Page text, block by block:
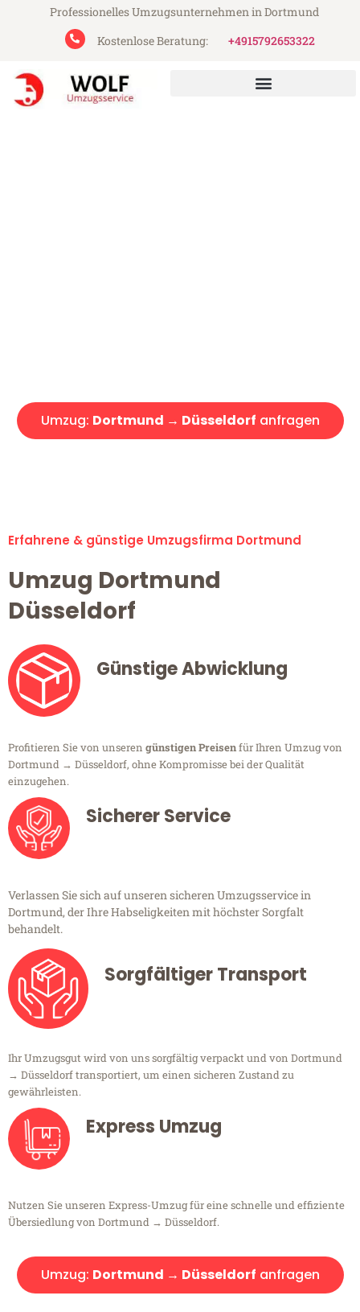
Professionelles Umzugsunternehmen in Dortmund
Kostenlose Beratung:
+4915792653322
Umzug: Dortmund → Düsseldorf anfragen
Erfahrene & günstige Umzugsfirma Dortmund
Umzug Dortmund
Düsseldorf
Günstige Abwicklung
Profitieren Sie von unseren günstigen Preisenfür Ihren Umzug von
Dortmund → Düsseldorf, ohne Kompromisse bei der Qualität
einzugehen.
Sicherer Service
Verlassen Sie sich auf unseren sicheren Umzugsservice in
Dortmund, der Ihre Habseligkeiten mit höchster Sorgfalt
behandelt.
Sorgfältiger Transport
Ihr Umzugsgut wird von uns sorgfältig verpackt und von Dortmund
→ Düsseldorf transportiert, um einen sicheren Zustand zu
gewährleisten.
Express Umzug
Nutzen Sie unseren Express-Umzug für eine schnelle und effiziente
Übersiedlung von Dortmund → Düsseldorf.
Umzug: Dortmund → Düsseldorf anfragen